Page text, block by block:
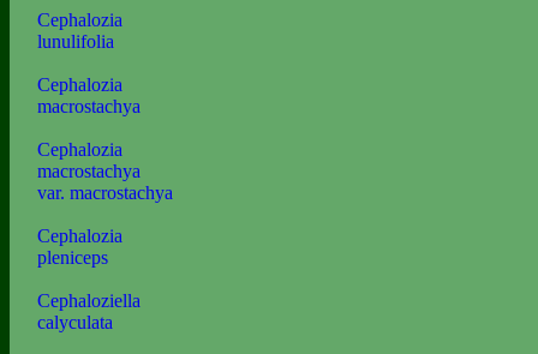
Cephalozia
lunulifolia
Cephalozia
macrostachya
Cephalozia
macrostachya
var. macrostachya
Cephalozia
pleniceps
Cephaloziella
calyculata